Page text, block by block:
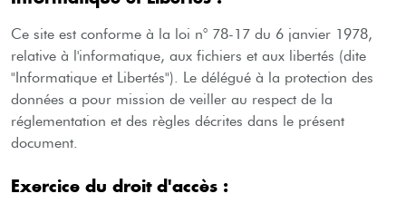
Ce site est conforme à la loi n° 78-17 du 6 janvier 1978,
relative à l'informatique, aux fichiers et aux libertés (dite
"Informatique et Libertés"). Le délégué à la protection des
données a pour mission de veiller au respect de la
réglementation et des règles décrites dans le présent
document.
Exercice du droit d'accès :